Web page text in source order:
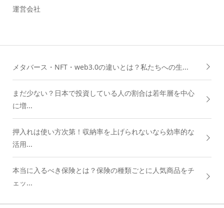
運営会社
メタバース・NFT・web3.0の違いとは？私たちへの生...
まだ少ない？日本で投資している人の割合は若年層を中心
に増...
押入れは使い方次第！収納率を上げられないなら効率的な
活用...
本当に入るべき保険とは？保険の種類ごとに人気商品をチ
ェッ...